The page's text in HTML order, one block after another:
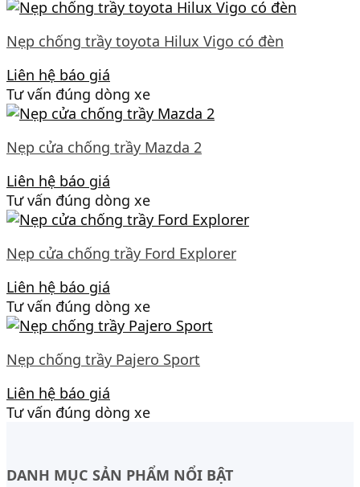
Nẹp chống trầy toyota Hilux Vigo có đèn
Liên hệ báo giá
Tư vấn đúng dòng xe
Nẹp cửa chống trầy Mazda 2
Liên hệ báo giá
Tư vấn đúng dòng xe
Nẹp cửa chống trầy Ford Explorer
Liên hệ báo giá
Tư vấn đúng dòng xe
Nẹp chống trầy Pajero Sport
Liên hệ báo giá
Tư vấn đúng dòng xe
DANH MỤC SẢN PHẨM NỔI BẬT